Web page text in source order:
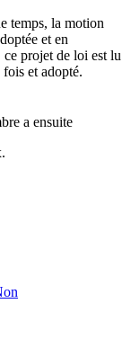
temps, la motion
et en
ce projet de loi est lu
et adopté.
a ensuite